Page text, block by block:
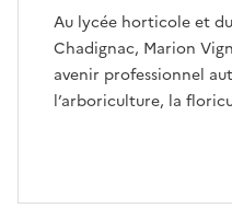
Au lycée horticole et
Chadignac, Marion
avenir professionnel
l’arboriculture, la